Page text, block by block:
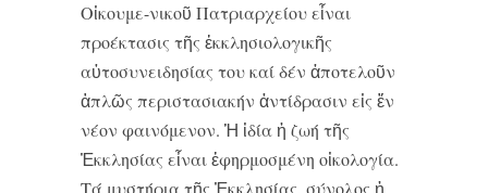
Οἰκουμε-νικοῦ Πατριαρχείου εἶναι
προέκτασις τῆς ἐκκλησιολογικῆς
αὐτοσυνειδησίας του καί δέν ἀποτελοῦν
ἁπλῶς περιστασιακήν ἀντίδρασιν εἰς ἕν
νέον φαινόμενον. Ἡ ἰδία ἡ ζωή τῆς
Ἐκκλησίας εἶναι ἐφηρμοσμένη οἰκολογία.
Τά μυστήρια τῆς Ἐκκλησίας, σύνολος ἡ